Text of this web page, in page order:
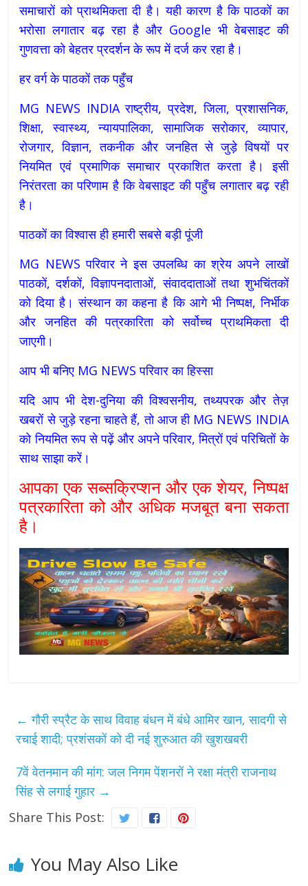
समाचारों को प्राथमिकता दी है। यही कारण है कि पाठकों का
भरोसा लगातार बढ़ रहा है और Google भी वेबसाइट की
गुणवत्ता को बेहतर प्रदर्शन के रूप में दर्ज कर रहा है।
हर वर्ग के पाठकों तक पहुँच
MG NEWS INDIA राष्ट्रीय, प्रदेश, जिला, प्रशासनिक,
शिक्षा, स्वास्थ्य, न्यायपालिका, सामाजिक सरोकार, व्यापार,
रोजगार, विज्ञान, तकनीक और जनहित से जुड़े विषयों पर
नियमित एवं प्रमाणिक समाचार प्रकाशित करता है। इसी
निरंतरता का परिणाम है कि वेबसाइट की पहुँच लगातार बढ़ रही
है।
पाठकों का विश्वास ही हमारी सबसे बड़ी पूंजी
MG NEWS परिवार ने इस उपलब्धि का श्रेय अपने लाखों
पाठकों, दर्शकों, विज्ञापनदाताओं, संवाददाताओं तथा शुभचिंतकों
को दिया है। संस्थान का कहना है कि आगे भी निष्पक्ष, निर्भीक
और जनहित की पत्रकारिता को सर्वोच्च प्राथमिकता दी
जाएगी।
आप भी बनिए MG NEWS परिवार का हिस्सा
यदि आप भी देश-दुनिया की विश्वसनीय, तथ्यपरक और तेज़
खबरों से जुड़े रहना चाहते हैं, तो आज ही MG NEWS INDIA
को नियमित रूप से पढ़ें और अपने परिवार, मित्रों एवं परिचितों के
साथ साझा करें।
आपका एक सब्सक्रिप्शन और एक शेयर, निष्पक्ष
पत्रकारिता को और अधिक मजबूत बना सकता
है।
← गौरी स्प्रैट के साथ विवाह बंधन में बंधे आमिर खान, सादगी से
रचाई शादी; प्रशंसकों को दी नई शुरुआत की खुशखबरी
7वें वेतनमान की मांग: जल निगम पेंशनरों ने रक्षा मंत्री राजनाथ
सिंह से लगाई गुहार →
Share This Post:
You May Also Like